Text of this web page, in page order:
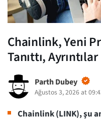
Chainlink, Yeni
Tanıttı, Ayrıntılar
Parth Dubey
Ağustos 3, 2026 at
Chainlink (LINK), şu